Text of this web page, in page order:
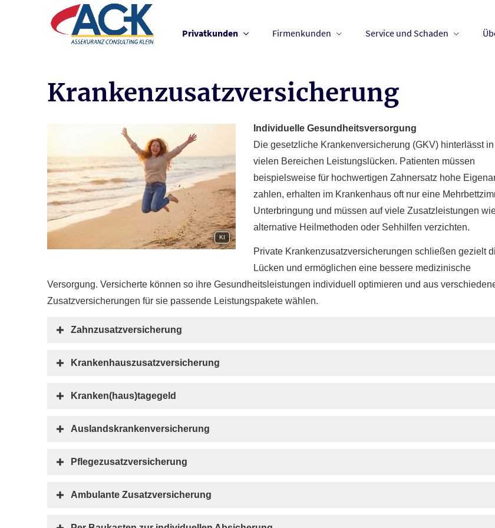
Privatkunden Firmenkunden Service und Schaden
Kranken­zusatz­ver­si­che­rung
KI
Individuelle Gesundheitsversorgung
Die gesetzliche Kranken­ver­si­che­rung (GKV) hinterlässt in
vielen Bereichen Leistungslücken. Patienten müssen
beispielsweise für hochwertigen Zahnersatz hohe
zahlen, erhalten im Krankenhaus oft nur eine
Unterbringung und müssen auf viele Zusatzleistungen
alternative Heilmethoden oder Sehhilfen verzichten.
Private Kranken­zusatz­ver­si­che­rungen schließen gezielt
Lücken und ermöglichen eine bessere medizinische
Versorgung. Versicherte können so ihre Gesundheitsleistungen individuell optimieren und aus
Zusatzversicherungen für sie passende Leistungspakete wählen.
Zahn­zu­satz­ver­si­che­rung
Krankenhauszusatzversicherung
Kranken(haus)tagegeld
Auslandskrankenversicherung
Pflegezusatzversicherung
Ambulante Zusatzversicherung